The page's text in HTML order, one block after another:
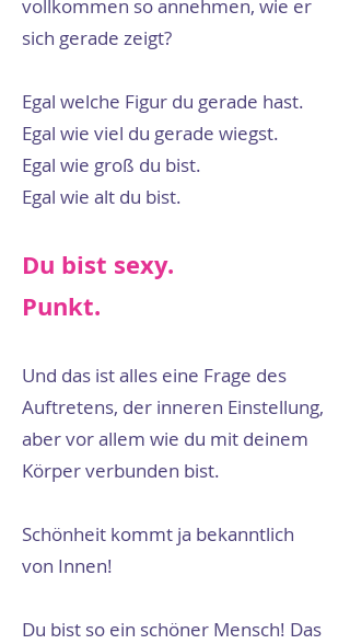
vollkommen so annehmen, wie er
sich gerade zeigt?
​Egal welche Figur du gerade hast.
Egal wie viel du gerade wiegst.
Egal wie groß du bist.
Egal wie alt du bist.
​Du bist sexy.
Punkt.​
Und das ist alles eine Frage des
Auftretens, der inneren Einstellung,
aber vor allem wie du mit deinem
Körper verbunden bist.
Schönheit kommt ja bekanntlich
von Innen!
Du bist so ein schöner Mensch! Das